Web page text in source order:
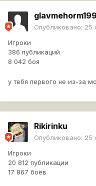
Опубликовано: 25
Игроки
386 публикаций
8 042 боя
у тебя первого не из-за
Rikirinku
Опубликовано: 25
Игроки
20 812 публикации
17 867 боёв